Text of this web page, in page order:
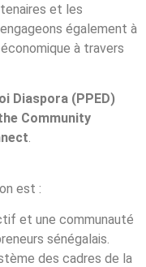
et les
également à
à travers
Diaspora (PPED)
Community
.
est :
et une communauté
sénégalais.
des cadres de la